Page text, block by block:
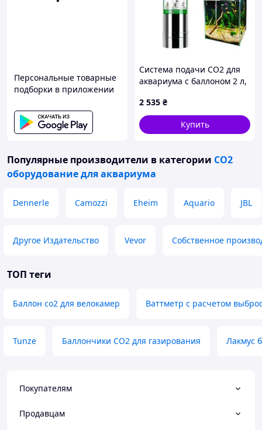
Персональные товарные
подборки в приложении
Система подачи CO2 для
аквариума с баллоном 2 л,
подкормки аквариумных
растений
2 535 ₴
Купить
Популярные производители в категории СО2
оборудование для аквариума
Dennerle Camozzi Eheim Aquario JBL
Другое Издательство Vevor Собственное
ТОП теги
Баллон co2 для велокамер Ваттметр с расчетом
Tunze Баллончики CO2 для газирования Лакмус
Покупателям
Продавцам